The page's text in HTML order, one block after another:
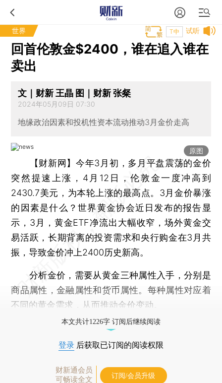
世界 试听
T中
回首伦敦金$2400，谁在追入谁在
卖出
文｜财新 王晶 图｜财新 张粲
2024年05月09日 07:30
地缘政治因素和投机性资本流动推动3月金价走高
原图
【财新网】今年3月初，多月平盘震荡的金价
突然提速上涨，4月12日，伦敦金一度冲高到
2430.7美元，为本轮上涨的最高点。3月金价暴涨
的因素是什么？世界黄金协会近日发布的报告显
示，3月，黄金ETF净流出大幅收窄，场外黄金交
易活跃，长期背离的投资需求和央行购金在3月共
振，导致金价冲上2400历史新高。
分析金价，需要从黄金三种属性入手，分别是
商品属性，金融属性和货币属性。每种属性对应着
不同的黄金需求，从而推动金价变动。
本文共计1226字 订阅后继续阅读
登录 后获取已订阅的阅读权限
财新通会员
可畅读全文
订阅/会员升级